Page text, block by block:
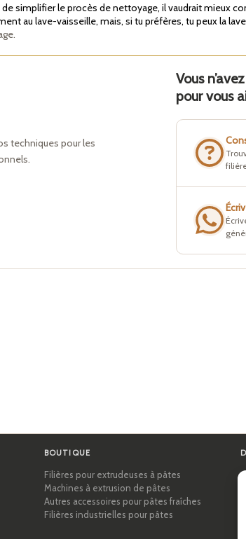
simplifier le procès de nettoyage, il vaudrait mieux
au lave-vaisseille, mais, si tu préfères, tu peux la
techniques pour les
Vous
pour vous
BOUTIQUE
Filières pour extrudeuses à pâtes
Machines à extrusion de pâtes
Autres accessoires pour pâtes fraîches
Filières industrielles pour pâtes